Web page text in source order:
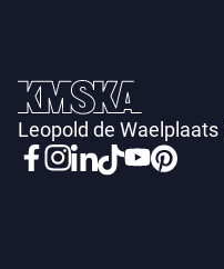
Leopold de